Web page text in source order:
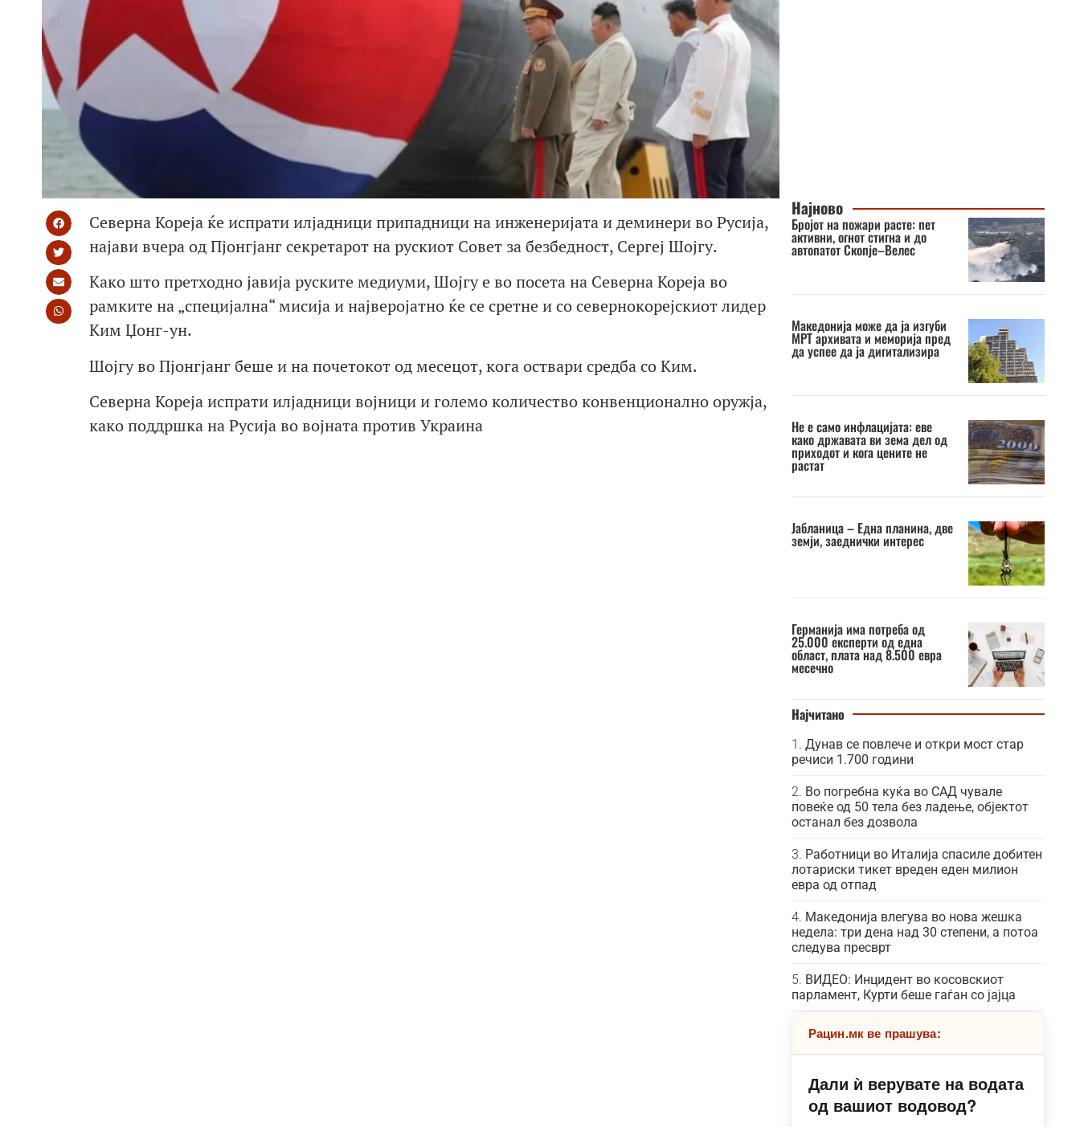
Северна Кореја ќе испрати илјадници припадници на инженеријата и деминери во Русија,
најави вчера од Пјонгјанг секретарот на рускиот Совет за безбедност, Сергеј Шојгу.
Како што претходно јавија руските медиуми, Шојгу е во посета на Северна Кореја во
рамките на „специјална“ мисија и најверојатно ќе се сретне и со севернокорејскиот лидер
Ким Џонг-ун.
Шојгу во Пјонгјанг беше и на почетокот од месецот, кога оствари средба со Ким.
Северна Кореја испрати илјадници војници и големо количество конвенционално оружја,
како поддршка на Русија во војната против Украина
Најново
Бројот на пожари расте: пет
активни, огнот стигна и до
автопатот Скопје–Велес
Македонија може да ја изгуби
МРТ архивата и меморија пред
да успее да ја дигитализира
Не е само инфлацијата: еве
како државата ви зема дел од
приходот и кога цените не
растат
Јабланица – Една планина, две
земји, заеднички интерес
Германија има потреба од
25.000 експерти од една
област, плата над 8.500 евра
месечно
Најчитано
Дунав се повлече и откри мост стар
речиси 1.700 години
Во погребна куќа во САД чувале
повеќе од 50 тела без ладење, објектот
останал без дозвола
Работници во Италија спасиле добитен
лотариски тикет вреден еден милион
евра од отпад
Македонија влегува во нова жешка
недела: три дена над 30 степени, а потоа
следува пресврт
ВИДЕО: Инцидент во косовскиот
парламент, Курти беше гаѓан со јајца
Рацин.мк ве прашува:
Дали ѝ верувате на водата
од вашиот водовод?